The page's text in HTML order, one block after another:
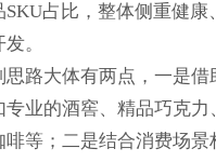
SKU占比，整体侧重健
。
思路大体有两点，一是
专业的酒窖、精品巧克力
啡等；二是结合消费场景